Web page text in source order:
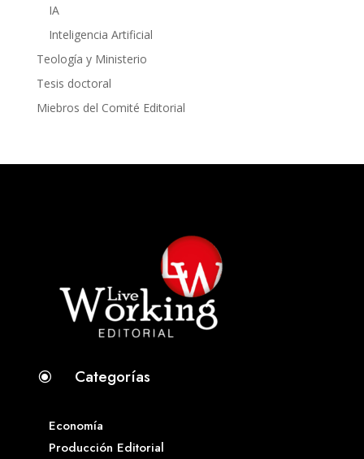
IA
Inteligencia Artificial
Teología y Ministerio
Tesis doctoral
Miebros del Comité Editorial
\ Categorías
Economía
Producción Editorial